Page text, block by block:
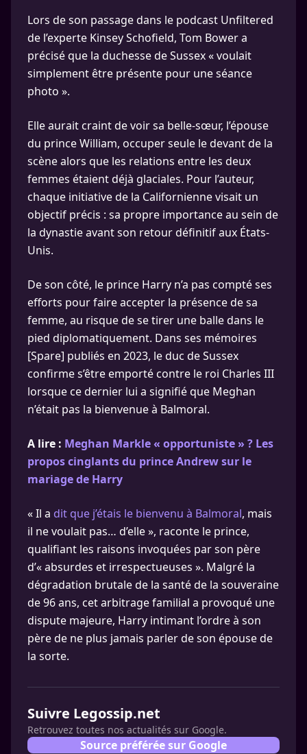
Lors de son passage dans le podcast Unfiltered
de l’experte Kinsey Schofield, Tom Bower a
précisé que la duchesse de Sussex « voulait
simplement être présente pour une séance
photo ».
Elle aurait craint de voir sa belle-sœur, l’épouse
du prince William, occuper seule le devant de la
scène alors que les relations entre les deux
femmes étaient déjà glaciales. Pour l’auteur,
chaque initiative de la Californienne visait un
objectif précis : sa propre importance au sein de
la dynastie avant son retour définitif aux États-
Unis.
De son côté, le prince Harry n’a pas compté ses
efforts pour faire accepter la présence de sa
femme, au risque de se tirer une balle dans le
pied diplomatiquement. Dans ses mémoires
[Spare] publiés en 2023, le duc de Sussex
confirme s’être emporté contre le roi Charles III
lorsque ce dernier lui a signifié que Meghan
n’était pas la bienvenue à Balmoral.
A lire : Meghan Markle « opportuniste » ? Les
propos cinglants du prince Andrew sur le
mariage de Harry
« Il a dit que j’étais le bienvenu à Balmoral, mais
il ne voulait pas… d’elle », raconte le prince,
qualifiant les raisons invoquées par son père
d’« absurdes et irrespectueuses ». Malgré la
dégradation brutale de la santé de la souveraine
de 96 ans, cet arbitrage familial a provoqué une
dispute majeure, Harry intimant l’ordre à son
père de ne plus jamais parler de son épouse de
la sorte.
Suivre Legossip.net
Retrouvez toutes nos actualités sur Google.
Source préférée sur Google